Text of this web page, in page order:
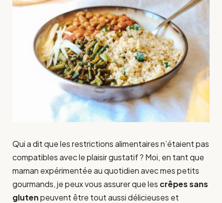
Qui a dit que les restrictions alimentaires n’étaient pas
compatibles avec le plaisir gustatif ? Moi, en tant que
maman expérimentée au quotidien avec mes petits
gourmands, je peux vous assurer que les crêpes sans
glutenpeuvent être tout aussi délicieuses et